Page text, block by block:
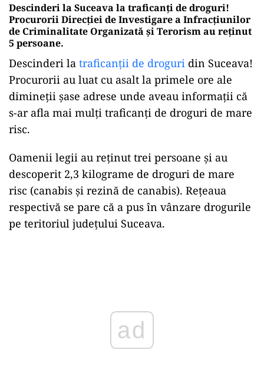
Descinderi la Suceava la traficanți de droguri!
Procurorii Direcției de Investigare a Infracțiunilor
de Criminalitate Organizată și Terorism au reținut
5 persoane.
Descinderi la traficanții de droguri din Suceava!
Procurorii au luat cu asalt la primele ore ale
dimineții șase adrese unde aveau informații că
s-ar afla mai mulți traficanți de droguri de mare
risc.
Oamenii legii au reținut trei persoane și au
descoperit 2,3 kilograme de droguri de mare
risc (canabis și rezină de canabis). Rețeaua
respectivă se pare că a pus în vânzare drogurile
pe teritoriul județului Suceava.